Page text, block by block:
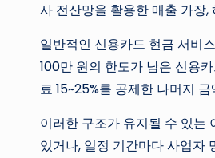
사 전산망을 활용한 매출 가장
일반적인 신용카드 현금 서비
100만 원의 한도가 남은 신용
료 15~25%를 공제한 나머지
이러한 구조가 유지될 수 있는
있거나, 일정 기간마다 사업자